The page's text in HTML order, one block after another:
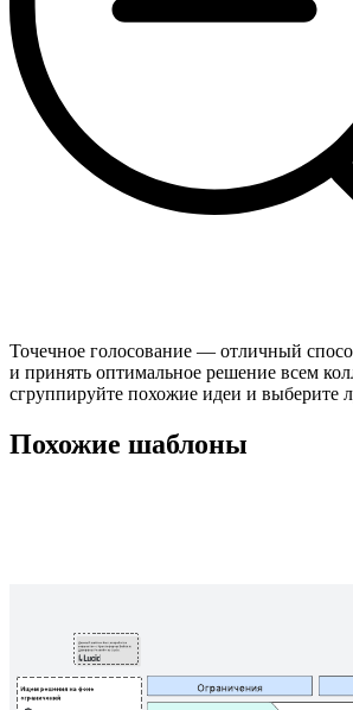
Точечное голосование — отличный
и принять оптимальное решение всем
сгруппируйте похожие идеи и выберите
Похожие шаблоны